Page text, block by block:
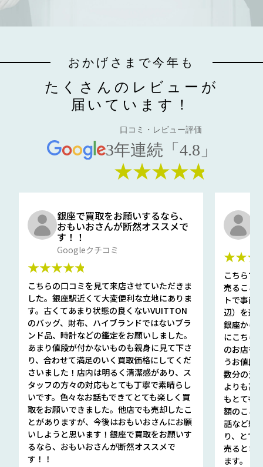
おかげさまで今年も
たくさんのレビューが
届いています！
口コミ・レビュー評価
3年連続「4.8」
★★★★★
銀座で買取をお願いするなら、
おもいおさんが断然オススメで
す！！
Googleクチコミ
★★★★★
こちらの口コミを見て来店させていただきま
した。銀座駅近くて大変便利な立地にありま
す。古くてあまり状態の良くないVUITTON
のバッグ、財布、ハイブランドではないブラ
ンド品、時計などの鑑定をお願いしました。
あまり値段が付かないものも親身に見て下さ
り、合わせて満足のいく買取価格にしてくだ
さいました！店内は明るく清潔感があり、ス
タッフの方々の対応もとても丁寧で素晴らし
いです。色々なお話もできてとても楽しく買
取をお願いできました。他店でも売却したこ
とがありますが、今後はおもいおさんにお願
いしようと思います！銀座で買取をお願いす
るなら、おもいおさんが断然オススメで
す！！
こちらで
売ること
トで事前
辺）を選
銀座から
にこちら
のお店も
うお値段
数分の査
よりも高
もとても
額のこと
話など細
り、とて
売るとき
ます。